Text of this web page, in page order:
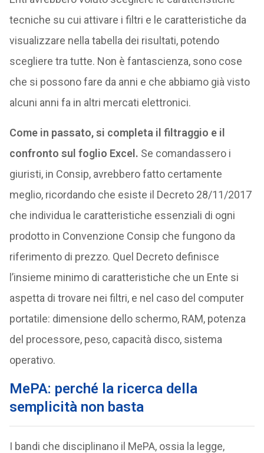
tecniche su cui attivare i filtri e le caratteristiche da
visualizzare nella tabella dei risultati, potendo
scegliere tra tutte. Non è fantascienza, sono cose
che si possono fare da anni e che abbiamo già visto
alcuni anni fa in altri mercati elettronici.
Come in passato, si completa il filtraggio e il
confronto sul foglio Excel. Se comandassero i
giuristi, in Consip, avrebbero fatto certamente
meglio, ricordando che esiste il Decreto 28/11/2017
che individua le caratteristiche essenziali di ogni
prodotto in Convenzione Consip che fungono da
riferimento di prezzo. Quel Decreto definisce
l’insieme minimo di caratteristiche che un Ente si
aspetta di trovare nei filtri, e nel caso del computer
portatile: dimensione dello schermo, RAM, potenza
del processore, peso, capacità disco, sistema
operativo.
MePA: perché la ricerca della
semplicità non basta
I bandi che disciplinano il MePA, ossia la legge,